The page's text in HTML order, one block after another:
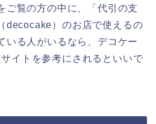
ご覧の方の中に、「代引の支
decocake）のお店で使えるの
いる人がいるなら、デコケー
イトを参考にされるといいで